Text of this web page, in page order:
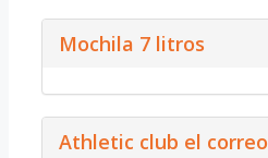
Mochila 7 litros
Athletic club el correo